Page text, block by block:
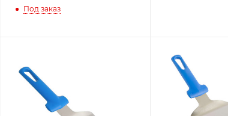
Под заказ